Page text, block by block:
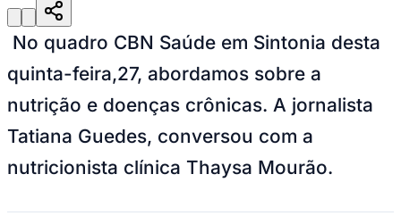
No quadro CBN Saúde em Sintonia desta
quinta-feira,27, abordamos sobre a
nutrição e doenças crônicas. A jornalista
Tatiana Guedes, conversou com a
nutricionista clínica Thaysa Mourão.